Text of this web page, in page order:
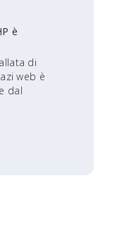
è
di
web è
dal